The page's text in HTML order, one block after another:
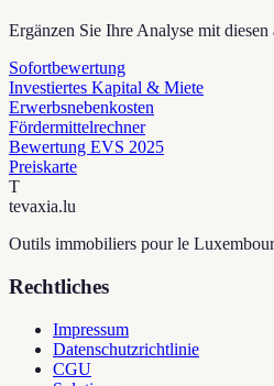
Ergänzen Sie Ihre Analyse mit diesen
Sofortbewertung
Investiertes Kapital & Miete
Erwerbsnebenkosten
Fördermittelrechner
Bewertung EVS 2025
Preiskarte
T
tevaxia.lu
Outils immobiliers pour le
Rechtliches
Impressum
Datenschutzrichtlinie
CGU